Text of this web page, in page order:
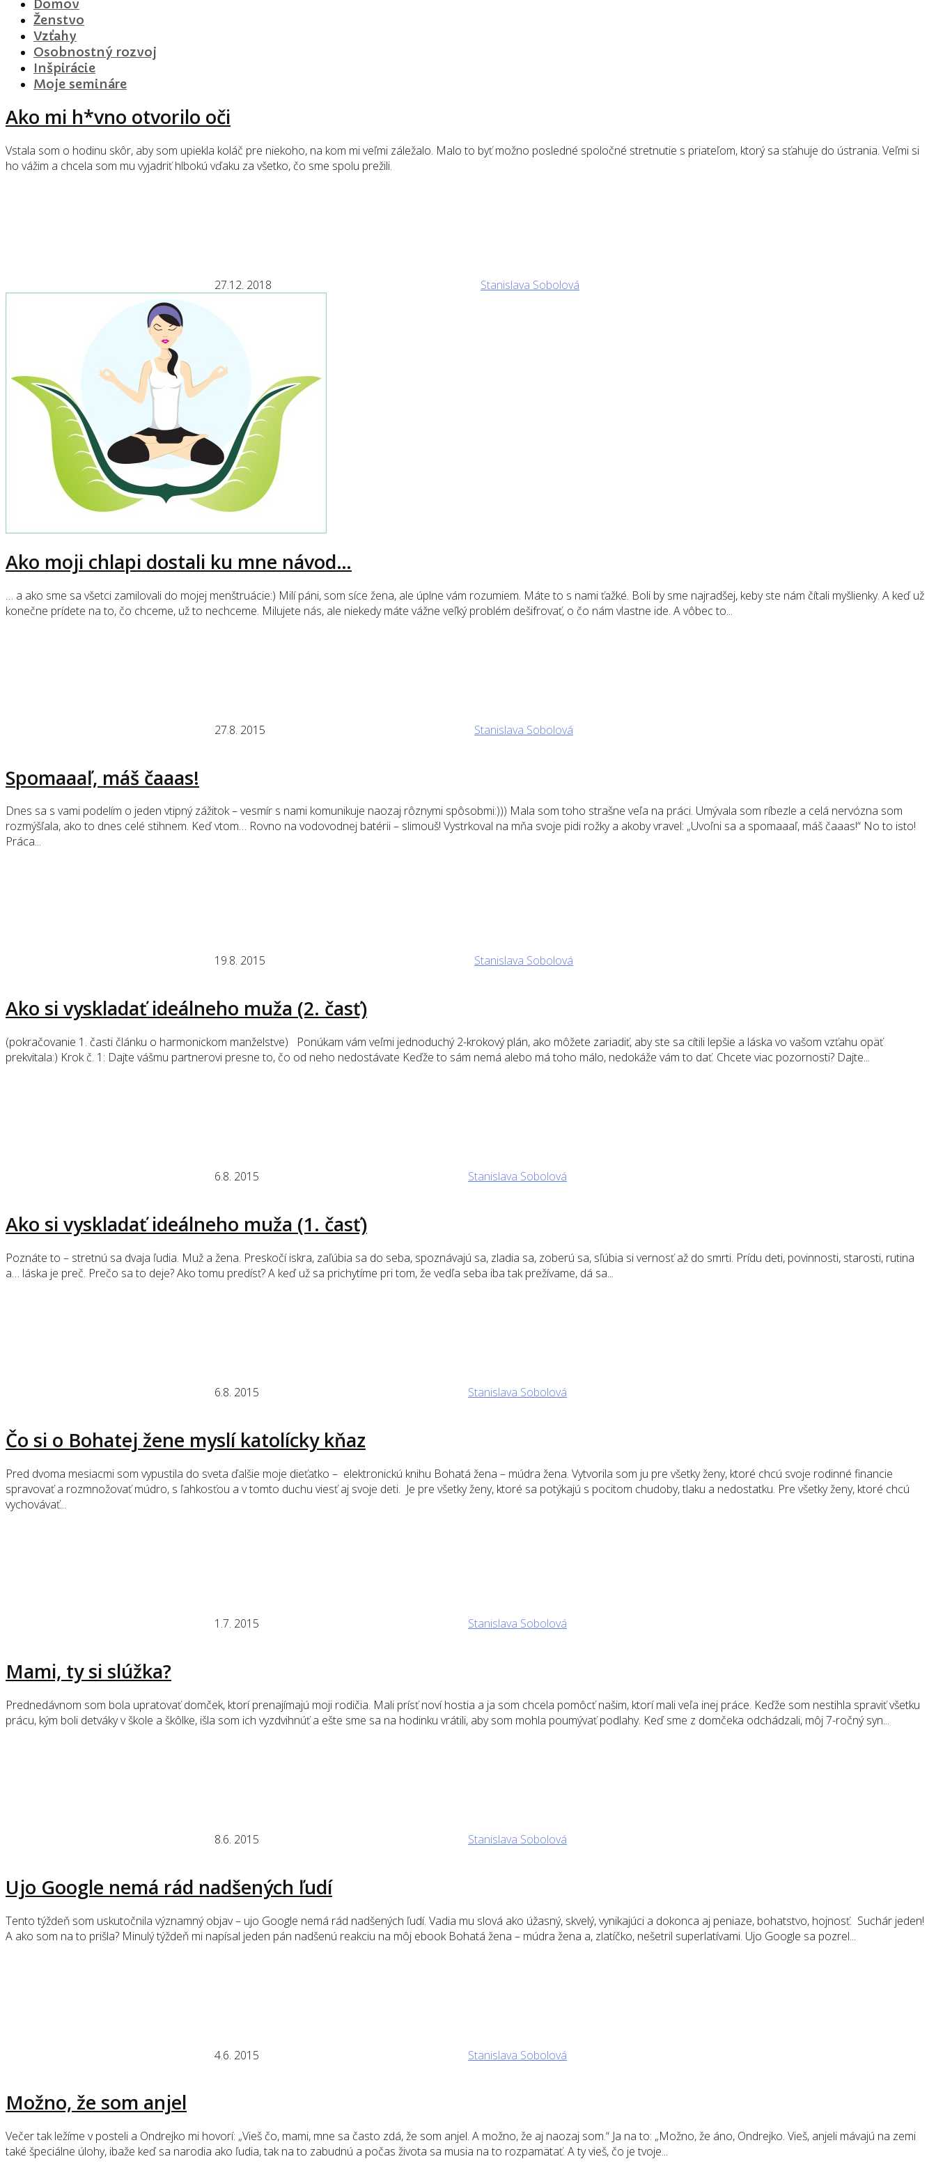
Domov
Ženstvo
Vzťahy
Osobnostný rozvoj
Inšpirácie
Moje semináre
Ako mi h*vno otvorilo oči
Vstala som o hodinu skôr, aby som upiekla koláč pre niekoho, na kom mi veľmi záležalo. Malo to byť možno posledné spoločné stretnutie s priateľom, ktorý sa sťahuje do ústrania. Veľmi si
ho vážim a chcela som mu vyjadriť hlbokú vďaku za všetko, čo sme spolu prežili.
27.12. 2018 Stanislava Sobolová
Ako moji chlapi dostali ku mne návod…
… a ako sme sa všetci zamilovali do mojej menštruácie:) Milí páni, som síce žena, ale úplne vám rozumiem. Máte to s nami ťažké. Boli by sme najradšej, keby ste nám čítali myšlienky. A keď už
konečne prídete na to, čo chceme, už to nechceme. Milujete nás, ale niekedy máte vážne veľký problém dešifrovať, o čo nám vlastne ide. A vôbec to...
27.8. 2015 Stanislava Sobolová
Spomaaaľ, máš čaaas!
Dnes sa s vami podelím o jeden vtipný zážitok – vesmír s nami komunikuje naozaj rôznymi spôsobmi:))) Mala som toho strašne veľa na práci. Umývala som ríbezle a celá nervózna som
rozmýšľala, ako to dnes celé stihnem. Keď vtom… Rovno na vodovodnej batérii – slimouš! Vystrkoval na mňa svoje pidi rožky a akoby vravel: „Uvoľni sa a spomaaaľ, máš čaaas!“ No to isto!
Práca...
19.8. 2015 Stanislava Sobolová
Ako si vyskladať ideálneho muža (2. časť)
(pokračovanie 1. časti článku o harmonickom manželstve) Ponúkam vám veľmi jednoduchý 2-krokový plán, ako môžete zariadiť, aby ste sa cítili lepšie a láska vo vašom vzťahu opäť
prekvitala:) Krok č. 1: Dajte vášmu partnerovi presne to, čo od neho nedostávate Keďže to sám nemá alebo má toho málo, nedokáže vám to dať. Chcete viac pozornosti? Dajte...
6.8. 2015 Stanislava Sobolová
Ako si vyskladať ideálneho muža (1. časť)
Poznáte to – stretnú sa dvaja ľudia. Muž a žena. Preskočí iskra, zaľúbia sa do seba, spoznávajú sa, zladia sa, zoberú sa, sľúbia si vernosť až do smrti. Prídu deti, povinnosti, starosti, rutina
a… láska je preč. Prečo sa to deje? Ako tomu predísť? A keď už sa prichytíme pri tom, že vedľa seba iba tak prežívame, dá sa...
6.8. 2015 Stanislava Sobolová
Čo si o Bohatej žene myslí katolícky kňaz
Pred dvoma mesiacmi som vypustila do sveta ďalšie moje dieťatko – elektronickú knihu Bohatá žena – múdra žena. Vytvorila som ju pre všetky ženy, ktoré chcú svoje rodinné financie
spravovať a rozmnožovať múdro, s ľahkosťou a v tomto duchu viesť aj svoje deti. Je pre všetky ženy, ktoré sa potýkajú s pocitom chudoby, tlaku a nedostatku. Pre všetky ženy, ktoré chcú
vychovávať...
1.7. 2015 Stanislava Sobolová
Mami, ty si slúžka?
Prednedávnom som bola upratovať domček, ktorí prenajímajú moji rodičia. Mali prísť noví hostia a ja som chcela pomôcť našim, ktorí mali veľa inej práce. Keďže som nestihla spraviť všetku
prácu, kým boli detváky v škole a škôlke, išla som ich vyzdvihnúť a ešte sme sa na hodinku vrátili, aby som mohla poumývať podlahy. Keď sme z domčeka odchádzali, môj 7-ročný syn...
8.6. 2015 Stanislava Sobolová
Ujo Google nemá rád nadšených ľudí
Tento týždeň som uskutočnila významný objav – ujo Google nemá rád nadšených ľudí. Vadia mu slová ako úžasný, skvelý, vynikajúci a dokonca aj peniaze, bohatstvo, hojnosť. Suchár jeden!
A ako som na to prišla? Minulý týždeň mi napísal jeden pán nadšenú reakciu na môj ebook Bohatá žena – múdra žena a, zlatíčko, nešetril superlatívami. Ujo Google sa pozrel...
4.6. 2015 Stanislava Sobolová
Možno, že som anjel
Večer tak ležíme v posteli a Ondrejko mi hovorí: „Vieš čo, mami, mne sa často zdá, že som anjel. A možno, že aj naozaj som.“ Ja na to: „Možno, že áno, Ondrejko. Vieš, anjeli mávajú na zemi
také špeciálne úlohy, ibaže keď sa narodia ako ľudia, tak na to zabudnú a počas života sa musia na to rozpamätať. A ty vieš, čo je tvoje...